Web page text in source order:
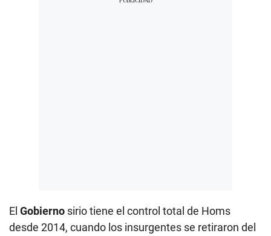
El Gobierno sirio tiene el control total de Homs
desde 2014, cuando los insurgentes se retiraron del